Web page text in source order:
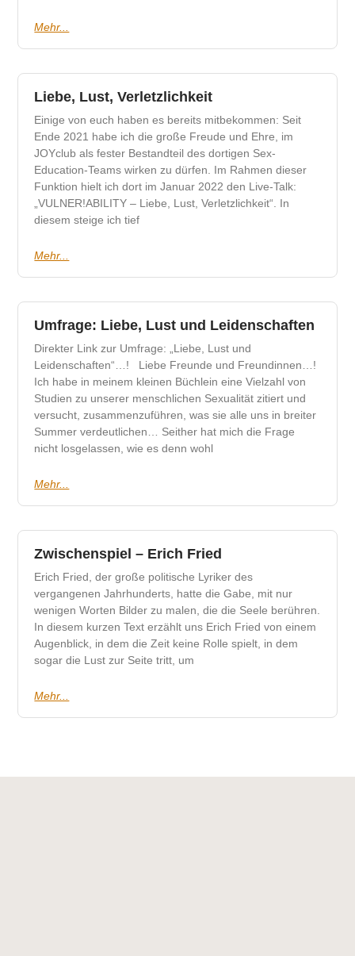
Mehr...
Liebe, Lust, Verletzlichkeit
Einige von euch haben es bereits mitbekommen: Seit
Ende 2021 habe ich die große Freude und Ehre, im
JOYclub als fester Bestandteil des dortigen Sex-
Education-Teams wirken zu dürfen. Im Rahmen dieser
Funktion hielt ich dort im Januar 2022 den Live-Talk:
„VULNER!ABILITY – Liebe, Lust, Verletzlichkeit“. In
diesem steige ich tief
Mehr...
Umfrage: Liebe, Lust und Leidenschaften
Direkter Link zur Umfrage: „Liebe, Lust und
Leidenschaften“…! Liebe Freunde und Freundinnen…!
Ich habe in meinem kleinen Büchlein eine Vielzahl von
Studien zu unserer menschlichen Sexualität zitiert und
versucht, zusammenzuführen, was sie alle uns in breiter
Summer verdeutlichen… Seither hat mich die Frage
nicht losgelassen, wie es denn wohl
Mehr...
Zwischenspiel – Erich Fried
Erich Fried, der große politische Lyriker des
vergangenen Jahrhunderts, hatte die Gabe, mit nur
wenigen Worten Bilder zu malen, die die Seele berühren.
In diesem kurzen Text erzählt uns Erich Fried von einem
Augenblick, in dem die Zeit keine Rolle spielt, in dem
sogar die Lust zur Seite tritt, um
Mehr...